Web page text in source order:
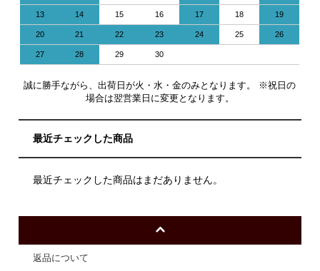
13 14 15 16 17 18 19
20 21 22 23 24 25 26
27 28 29 30
誠に勝手ながら、出荷日が火・水・金のみとなります。 ※祝日の
場合は翌営業日に変更となります。
最近チェックした商品
最近チェックした商品はまだありません。
返品について